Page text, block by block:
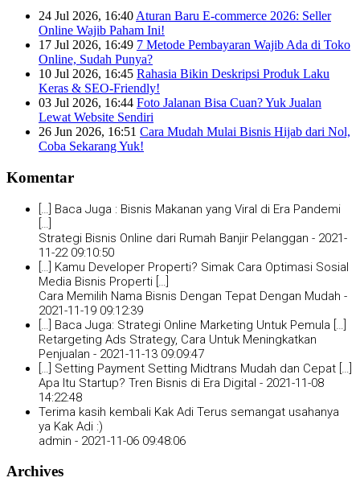
24 Jul 2026, 16:40 Aturan Baru E-commerce 2026: Seller
Online Wajib Paham Ini!
17 Jul 2026, 16:49 7 Metode Pembayaran Wajib Ada di Toko
Online, Sudah Punya?
10 Jul 2026, 16:45 Rahasia Bikin Deskripsi Produk Laku
Keras & SEO-Friendly!
03 Jul 2026, 16:44 Foto Jalanan Bisa Cuan? Yuk Jualan
Lewat Website Sendiri
26 Jun 2026, 16:51 Cara Mudah Mulai Bisnis Hijab dari Nol,
Coba Sekarang Yuk!
Komentar
[…] Baca Juga : Bisnis Makanan yang Viral di Era Pandemi
Strategi Bisnis Online dari Rumah Banjir Pelanggan - 2021-
11-22 09:10:50
[…] Kamu Developer Properti? Simak Cara Optimasi Sosial
Media Bisnis Properti […]
Cara Memilih Nama Bisnis Dengan Tepat Dengan Mudah -
2021-11-19 09:12:39
[…] Baca Juga: Strategi Online Marketing Untuk Pemula […]
Retargeting Ads Strategy, Cara Untuk Meningkatkan
Penjualan - 2021-11-13 09:09:47
[…] Setting Payment Setting Midtrans Mudah dan Cepat […]
Apa Itu Startup? Tren Bisnis di Era Digital - 2021-11-08
14:22:48
Terima kasih kembali Kak Adi Terus semangat usahanya
ya Kak Adi :)
admin - 2021-11-06 09:48:06
Archives